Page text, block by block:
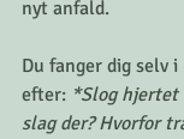
nyt anfald.
Du fanger dig selv
efter: *Slog
slag der? Hvorfor